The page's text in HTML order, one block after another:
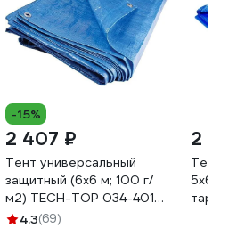
-15%
2 407 ₽
Тент универсальный
защитный (6х6 м; 100 г/
м2) TECH-TOP 034-4014
223463
4.3(69)
2
Тент
5x6 м,